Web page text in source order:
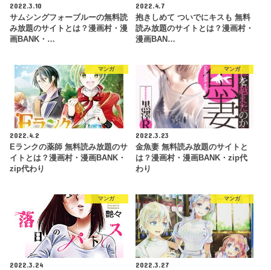
2022.3.10
サムシングフォーブルーの無料読
み放題のサイトとは？漫画村・漫
画BANK・…
2022.4.7
抱きしめて ついでにキスも 無料
読み放題のサイトとは？漫画村・
漫画BAN…
マンガ
2022.4.2
Eランクの薬師 無料読み放題のサ
イトとは？漫画村・漫画BANK・
zip代わり
マンガ
2022.3.23
金魚妻 無料読み放題のサイトと
は？漫画村・漫画BANK・zip代
わり
マンガ
2022.3.24
マンガ
2022.3.27